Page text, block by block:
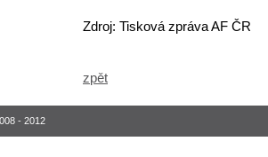
Zdroj: Tisková zpráva AF ČR
zpět
- 2012